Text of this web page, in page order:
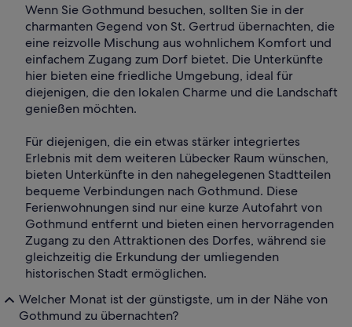
Wenn Sie Gothmund besuchen, sollten Sie in der
charmanten Gegend von St. Gertrud übernachten, die
eine reizvolle Mischung aus wohnlichem Komfort und
einfachem Zugang zum Dorf bietet. Die Unterkünfte
hier bieten eine friedliche Umgebung, ideal für
diejenigen, die den lokalen Charme und die Landschaft
genießen möchten.
Für diejenigen, die ein etwas stärker integriertes
Erlebnis mit dem weiteren Lübecker Raum wünschen,
bieten Unterkünfte in den nahegelegenen Stadtteilen
bequeme Verbindungen nach Gothmund. Diese
Ferienwohnungen sind nur eine kurze Autofahrt von
Gothmund entfernt und bieten einen hervorragenden
Zugang zu den Attraktionen des Dorfes, während sie
gleichzeitig die Erkundung der umliegenden
historischen Stadt ermöglichen.
Welcher Monat ist der günstigste, um in der Nähe von
Gothmund zu übernachten?